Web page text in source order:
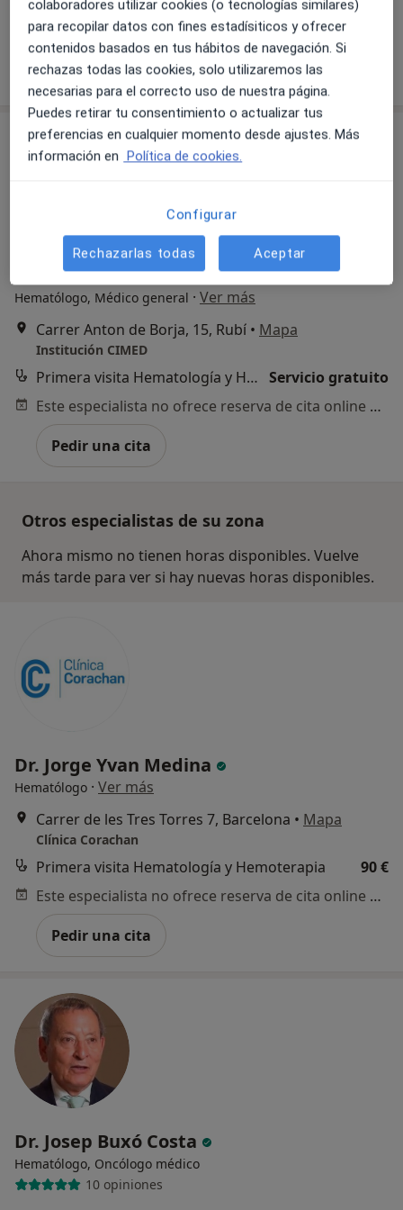
Pedir una cita
Dr. Humberto Loscertales Guardiola
Hematólogo, Médico general · Ver más
Carrer Anton de Borja, 15, Rubí • Mapa
Institución CIMED
Primera visita Hematología y Hemoterapia Servicio gratuito
Este especialista no ofrece reserva de cita online en esta dirección.
Pedir una cita
Otros especialistas de su zona
Ahora mismo no tienen horas disponibles. Vuelve
más tarde para ver si hay nuevas horas disponibles.
Dr. Jorge Yvan Medina
Hematólogo · Ver más
Carrer de les Tres Torres 7, Barcelona • Mapa
Clínica Corachan
Primera visita Hematología y Hemoterapia
90 €
Este especialista no ofrece reserva de cita online en esta dirección.
Pedir una cita
Dr. Josep Buxó Costa
Hematólogo, Oncólogo médico
10 opiniones
colaboradores utilizar cookies (o tecnologías similares)
para recopilar datos con fines estadísiticos y ofrecer
contenidos basados en tus hábitos de navegación. Si
rechazas todas las cookies, solo utilizaremos las
necesarias para el correcto uso de nuestra página.
Puedes retirar tu consentimiento o actualizar tus
preferencias en cualquier momento desde ajustes. Más
información en Política de cookies.
Configurar
Rechazarlas todas Aceptar